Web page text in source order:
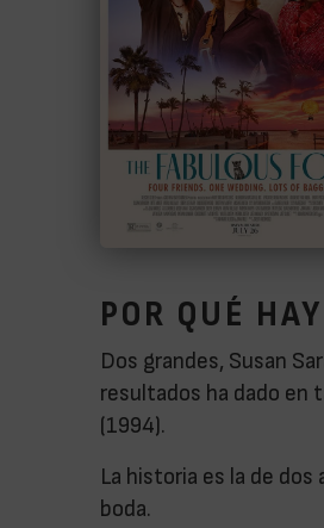
POR QUÉ
Dos grandes, Susan
resultados ha dado en
(1994).
La historia es la de
boda.